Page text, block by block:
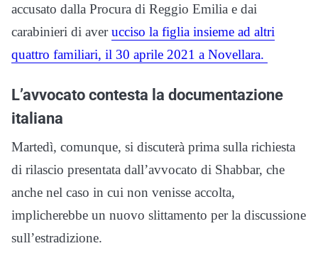
accusato dalla Procura di Reggio Emilia e dai
carabinieri di averucciso la figlia insieme ad altri
quattro familiari, il 30 aprile 2021 a Novellara.
L’avvocato contesta la documentazione
italiana
Martedì, comunque, si discuterà prima sulla richiesta
di rilascio presentata dall’avvocato di Shabbar, che
anche nel caso in cui non venisse accolta,
implicherebbe un nuovo slittamento per la discussione
sull’estradizione.